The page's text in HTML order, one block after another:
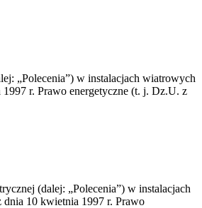
„Polecenia”) w instalacjach wiatrowych
1997 r. Prawo energetyczne (t. j. Dz.U. z
(dalej: „Polecenia”) w instalacjach
dnia 10 kwietnia 1997 r. Prawo